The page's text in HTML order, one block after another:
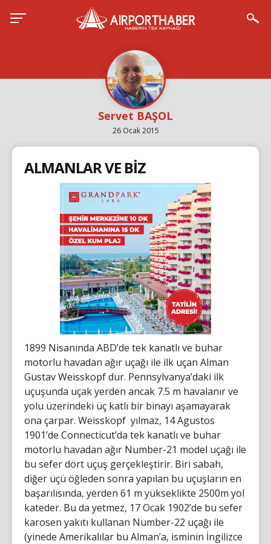
Servet BAŞOL
26 Ocak 2015
ALMANLAR VE BİZ
1899 Nisanında ABD’de tek kanatlı ve buhar
motorlu havadan ağır uçağı ile ilk uçan Alman
Gustav Weisskopf dur. Pennsylvanya’daki ilk
uçuşunda uçak yerden ancak 7.5 m havalanır ve
yolu üzerindeki üç katlı bir binayı aşamayarak
ona çarpar. Weisskopf yılmaz, 14 Agustos
1901’de Connecticut’da tek kanatlı ve buhar
motorlu havadan ağır Number-21 model uçağı ile
bu sefer dört uçuş gerçekleştirir. Biri sabah,
diğer üçü öğleden sonra yapılan bu uçuşların en
başarılısında, yerden 61 m yükseklikte 2500m yol
kateder. Bu da yetmez, 17 Ocak 1902’de bu sefer
karosen yakıtı kullanan Number-22 uçağı ile
(yinede Amerikalılar bu Alman’a, isminin İngilizce